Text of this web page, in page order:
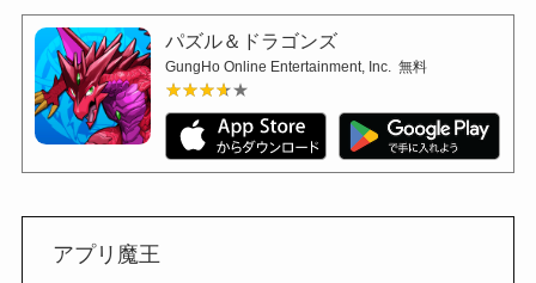
パズル＆ドラゴンズ
GungHo Online Entertainment, Inc. 無料
★★★★★
★★★★★
アプリ魔王